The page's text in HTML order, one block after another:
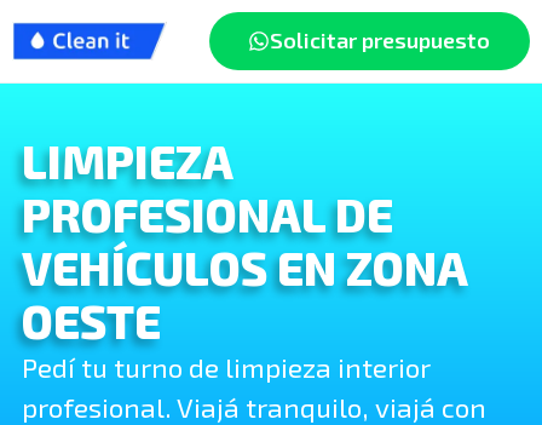
Solicitar presupuesto
LIMPIEZA
PROFESIONAL DE
VEHÍCULOS EN ZONA
OESTE
Pedí tu turno de limpieza interior
profesional. Viajá tranquilo, viajá con